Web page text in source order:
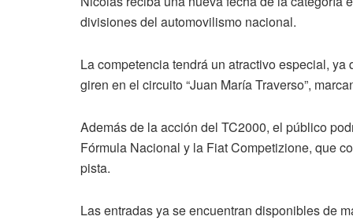
divisiones del automovilismo nacional.
La competencia tendrá un atractivo especial,
giren en el circuito “Juan María Traverso”,
Además de la acción del TC2000, el público
Fórmula Nacional y la Fiat Competizione, que
pista.
Las entradas ya se encuentran disponibles de